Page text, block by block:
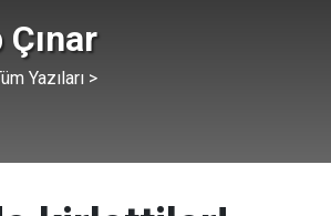
Yazıları >